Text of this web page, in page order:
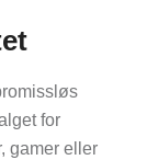
for
gamer eller